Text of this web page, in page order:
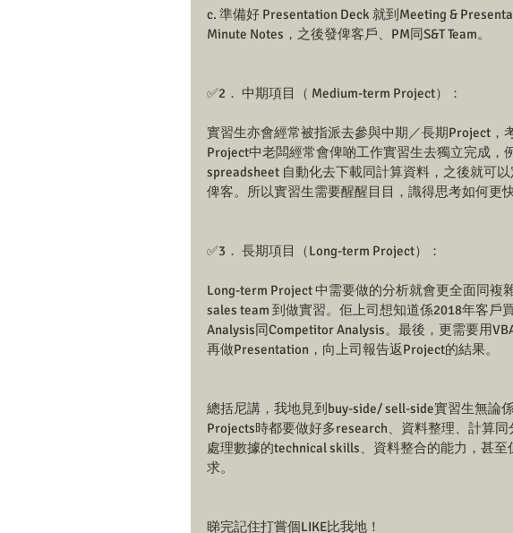
c. 準備好 Presentation Deck 就到Meeting &
Minute Notes，之後發俾客戶、PM同S&T Team。
✅2． 中期項目（ Medium-term Project）：
實習生亦會經常被指派去參與中期／長期Project，
Project中老闆經常會俾啲工作實習生去獨立完成，
spreadsheet 自動化去下載同計算資料，之後就可
俾客。所以實習生需要醒醒目目，識得思考如何更
✅3． 長期項目（Long-term Project）：
Long-term Project 中需要做的分析就會更全面同複
sales team 到做實習。佢上司想知道係2018年客戶
Analysis同Competitor Analysis。最後，更需要用
再做Presentation，向上司報告返Project的結果。
總括尼講，我地見到buy-side/ sell-side實習生無論
Projects時都要做好多research、資料整理、計算
處理數據的technical skills、資料整合的能力，甚
求。
睇完記住打嘗個LIKE比我地！